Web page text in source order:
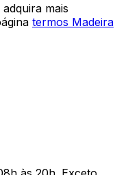
mais
termos Madeira